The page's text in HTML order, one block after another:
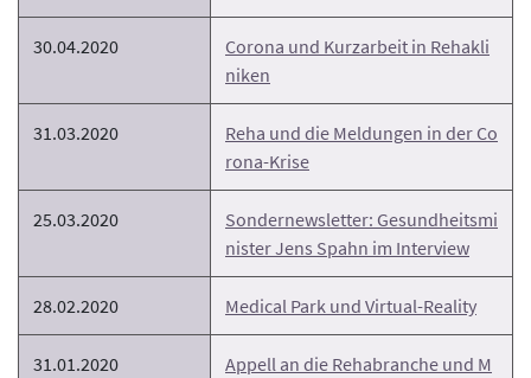
30.04.2020
Corona und Kurzarbeit in Rehakli
niken
31.03.2020
Reha und die Meldungen in der Co
rona-Krise
25.03.2020
Sondernewsletter: Gesundheitsmi
nister Jens Spahn im Interview
28.02.2020 Medical Park und Virtual-Reality
31.01.2020
Appell an die Rehabranche und M